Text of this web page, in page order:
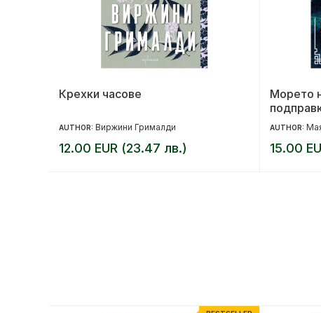
Крехки часове
AUTHOR: Виржини Грималди
12.00 EUR (23.47 лв.)
Морето
AUTHOR:
15.00